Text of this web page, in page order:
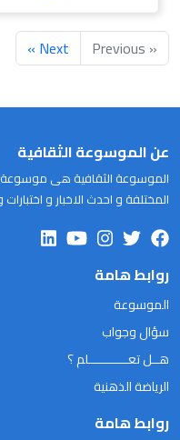
« Previous
Next »
عن الموسوعة الثقافية
الموسوعة الثقافية هى موسوعة
المختلفة و احدث الاخبار و
روابط هامة
الموسوعة
سؤال وجواب
هــل تعـــــــــــلم ؟
الرياضة الذهنية
روابط هامة